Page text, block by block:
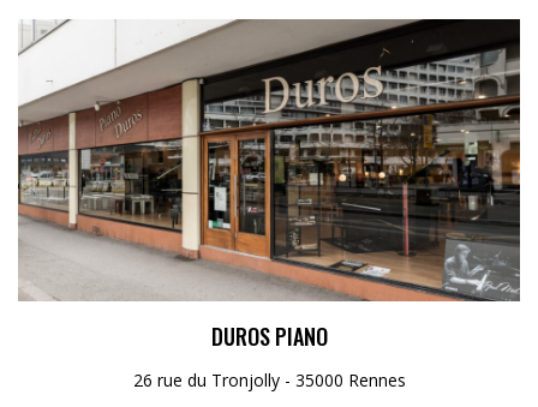
DUROS PIANO
26 rue du Tronjolly - 35000 Rennes